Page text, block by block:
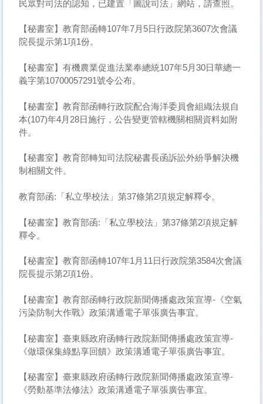
民眾對司法的認知，已建置「圖說司法」網站，請查照。
【秘書室】教育部函轉107年7月5日行政院第3607次會議
院長提示第1項1份。
【秘書室】有機農業促進法業奉總統107年5月30日華總一
義字第10700057291號令公布。
【秘書室】教育部函轉行政院配合海洋委員會組織法規自
本(107)年4月28日施行，公告變更管轄機關相關資料如附
件。
【秘書室】教育部轉知司法院秘書長函訴訟外紛爭解決機
制相關文件。
教育部函:「私立學校法」第37條第2項規定解釋令。
【秘書室】教育部函:「私立學校法」第37條第2項規定解
釋令。
【秘書室】教育部函轉107年1月11日行政院第3584次會議
院長提示第2項1份。
【秘書室】教育部函轉行政院新聞傳播處政策宣導-《空氣
污染防制大作戰》政策溝通電子單張廣告事宜。
【秘書室】臺東縣政府函轉行政院新聞傳播處政策宣導-
《做環保集綠點享回饋》政策溝通電子單張廣告事宜。
【秘書室】臺東縣政府函轉行政院新聞傳播處政策宣導-
《勞動基準法修法》政策溝通電子單張廣告事宜。